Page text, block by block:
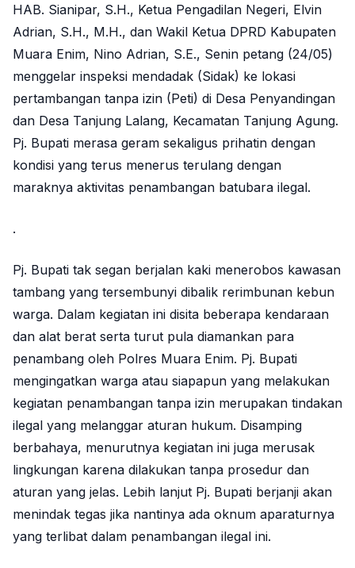
HAB. Sianipar, S.H., Ketua Pengadilan Negeri, Elvin
Adrian, S.H., M.H., dan Wakil Ketua DPRD Kabupaten
Muara Enim, Nino Adrian, S.E., Senin petang (24/05)
menggelar inspeksi mendadak (Sidak) ke lokasi
pertambangan tanpa izin (Peti) di Desa Penyandingan
dan Desa Tanjung Lalang, Kecamatan Tanjung Agung.
Pj. Bupati merasa geram sekaligus prihatin dengan
kondisi yang terus menerus terulang dengan
maraknya aktivitas penambangan batubara ilegal.
.
Pj. Bupati tak segan berjalan kaki menerobos kawasan
tambang yang tersembunyi dibalik rerimbunan kebun
warga. Dalam kegiatan ini disita beberapa kendaraan
dan alat berat serta turut pula diamankan para
penambang oleh Polres Muara Enim. Pj. Bupati
mengingatkan warga atau siapapun yang melakukan
kegiatan penambangan tanpa izin merupakan tindakan
ilegal yang melanggar aturan hukum. Disamping
berbahaya, menurutnya kegiatan ini juga merusak
lingkungan karena dilakukan tanpa prosedur dan
aturan yang jelas. Lebih lanjut Pj. Bupati berjanji akan
menindak tegas jika nantinya ada oknum aparaturnya
yang terlibat dalam penambangan ilegal ini.